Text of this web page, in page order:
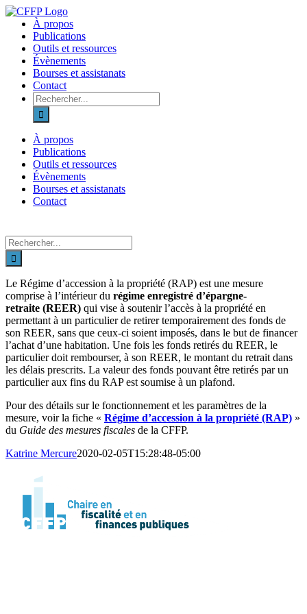
Skip
content
À propos
Publications
Outils et ressources
Évènements
Bourses et assistanats
Contact
Recherche
sur
le
site
:
À propos
Publications
Outils et ressources
Évènements
Bourses et assistanats
Contact
Recherche
sur
le
site
:
Le Régime d’accession à la propriété (RAP) est une mesure
comprise à l’intérieur du régime enregistré d’épargne-
retraite (REER) qui vise à soutenir l’accès à la propriété en
permettant à un particulier de retirer temporairement des fonds de
son REER, sans que ceux-ci soient imposés, dans le but de financer
l’achat d’une habitation. Une fois les fonds retirés du REER, le
particulier doit rembourser, à son REER, le montant du retrait dans
les délais prescrits. La valeur des fonds pouvant être retirés par un
particulier aux fins du RAP est soumise à un plafond.
Pour des détails sur le fonctionnement et les paramètres de la
mesure, voir la fiche « Régime d’accession à la propriété (RAP) »
du Guide des mesures fiscales de la CFFP.
Katrine Mercure2020-02-05T15:28:48-05:00